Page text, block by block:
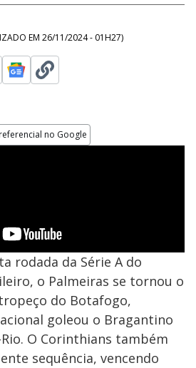
EM 26/11/2024 - 01H27)
no Google
rodada da Série A do
o Palmeiras se tornou o
do Botafogo,
goleou o Bragantino
O Corinthians também
sequência, vencendo